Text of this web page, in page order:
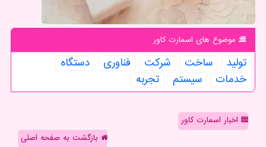
موضوع های اسمارت كاور
تولید ساخت شركت فناوری
دستگاه
خدمات
سیستم تجربه
اخبار اسمارت کاور
بازگشت به صفحه اصلی